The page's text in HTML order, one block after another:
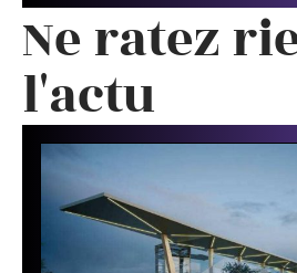
Ne ratez
l'actu